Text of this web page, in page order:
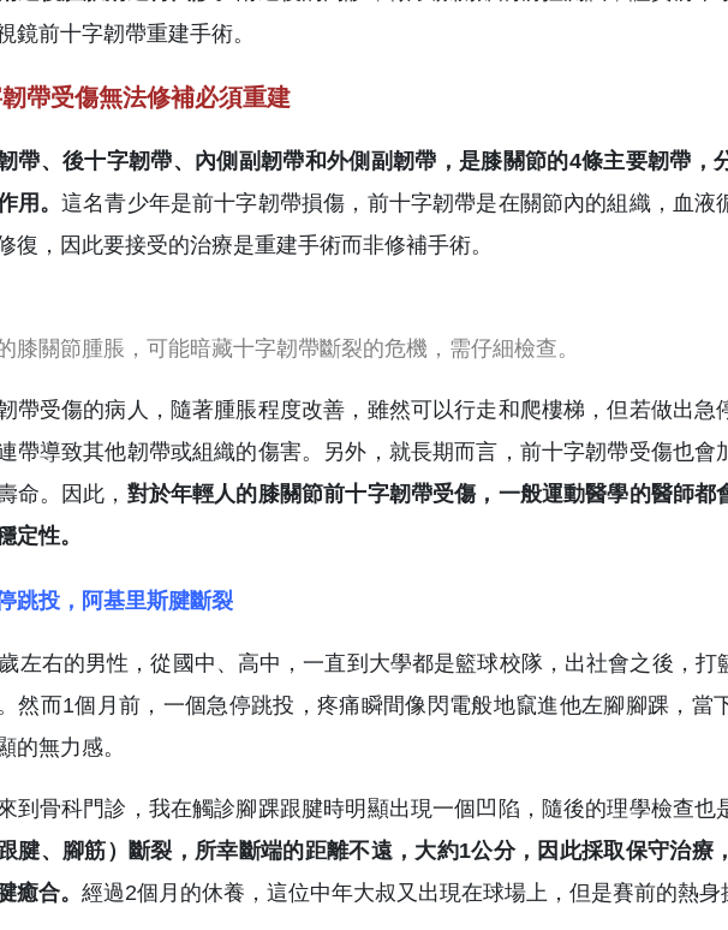
鏡前十字韌帶重建手術。
帶受傷無法修補必須重建
帶、後十字韌帶、內側副韌帶和外側副韌帶，是膝關節的4條主要韌帶，
用。這名青少年是前十字韌帶損傷，前十字韌帶是在關節內的組織，血
復，因此要接受的治療是重建手術而非修補手術。
仔細檢查。
帶受傷的病人，隨著腫脹程度改善，雖然可以行走和爬樓梯，但若做出急
帶導致其他韌帶或組織的傷害。另外，就長期而言，前十字韌帶受傷也
命。因此， 對於年輕人的膝關節前十字韌帶受傷，一般運動醫學的醫師
定性。
跳投，阿基里斯腱斷裂
左右的男性，從國中、高中，一直到大學都是籃球校隊，出社會之後，
然而1個月前，一個急停跳投，疼痛瞬間像閃電般地竄進他左腳腳踝，當
的無力感。
到骨科門診，我在觸診腳踝跟腱時明顯出現一個凹陷，隨後的理學檢查也
腱、腳筋）斷裂，所幸斷端的距離不遠，大約1公分，因此採取保守治療
癒合。 經過2個月的休養，這位中年大叔又出現在球場上，但是賽前的熱身